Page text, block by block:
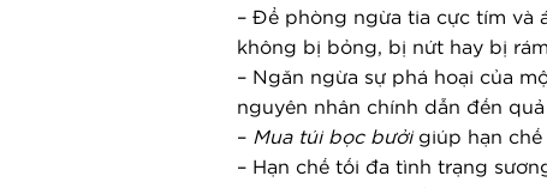
– Để phòng ngừa tia cực tím và
không bị bỏng, bị nứt hay bị
– Ngăn ngừa sự phá hoại của
nguyên nhân chính dẫn đến
– Mua túi bọc bưởi giúp hạn chế
– Hạn chế tối đa tình trạng